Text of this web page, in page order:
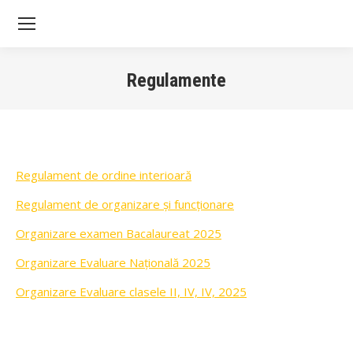
Regulamente
Regulament de ordine interioară
Regulament de organizare și funcționare
Organizare examen Bacalaureat 2025
Organizare Evaluare Națională 2025
Organizare Evaluare clasele II, IV, IV, 2025